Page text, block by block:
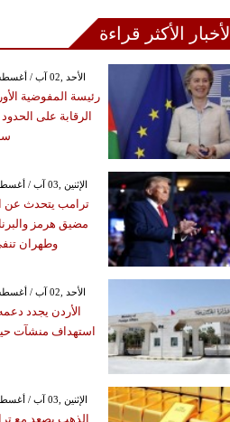
الأخبار الأكثر قراءة
GMT 18:33 2026 الأحد ,02 آب / أغسطس
رئيسة المفوضية
الرقابة على
GMT 19:48 2026 الإثنين ,03 آب / أغسطس
ترامب يتحدث عن
مضيق هرمز
وطهران
GMT 18:50 2026 الأحد ,02 آب / أغسطس
الأردن يجدد
استهداف منشآت
GMT 20:15 2026 الإثنين ,03 آب / أغسطس
الذهب يصعد مع